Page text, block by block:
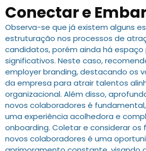
Conectar e
Observa-se que já existem alguns
estruturação nos processos de
candidatos, porém ainda há espaço
significativos. Neste caso,
employer branding, destacando os
da empresa para atrair talentos
organizacional. Além disso,
novos colaboradores é
uma experiência acolhedora e
onboarding. Coletar e considerar os
novos colaboradores é uma